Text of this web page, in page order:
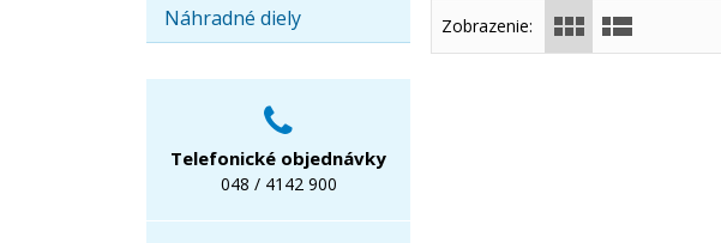
Zobrazenie:
Náhradné diely
Telefonické objednávky
048 / 4142 900